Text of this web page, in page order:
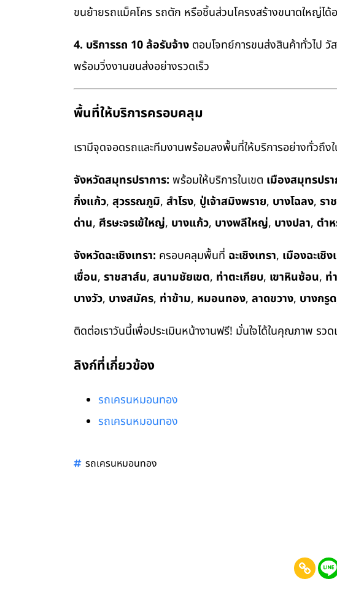
ขนย้ายรถแม็คโคร รถตัก หรือชิ้นส่วนโครงสร้างขนาดใหญ่ไ
4. บริการรถ 10 ล้อรับจ้าง ตอบโจทย์การขนส่งสินค้าทั่วไป
พร้อมวิ่งงานขนส่งอย่างรวดเร็ว
พื้นที่ให้บริการครอบคลุม
เรามีจุดจอดรถและทีมงานพร้อมลงพื้นที่ให้บริการอย่างทั่วถึง
จังหวัดสมุทรปราการ: พร้อมให้บริการในเขต เมืองสมุทรปรา
กิ่งแก้ว, สุวรรณภูมิ, สำโรง, ปู่เจ้าสมิงพราย, บางโฉลง, รา
ด่าน, ศีรษะจรเข้ใหญ่, บางแก้ว, บางพลีใหญ่, บางปลา, ตำ
จังหวัดฉะเชิงเทรา: ครอบคลุมพื้นที่ ฉะเชิงเทรา, เมืองฉะเชิง
เขื่อน, ราชสาส์น, สนามชัยเขต, ท่าตะเกียบ, เขาหินซ้อน, ท่
บางวัว, บางสมัคร, ท่าข้าม, หมอนทอง, ลาดขวาง, บางกรูด
ติดต่อเราวันนี้เพื่อประเมินหน้างานฟรี! มั่นใจได้ในคุณภาพ ร
ลิงก์ที่เกี่ยวข้อง
รถเครนหมอนทอง
รถเครนหมอนทอง
รถเครนหมอนทอง